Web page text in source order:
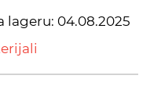
lageru: 04.08.2025